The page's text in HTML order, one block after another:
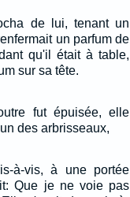
de lui, tenant un
un parfum de
qu'il était à table,
sur sa tête.
fut épuisée, elle
des arbrisseaux,
à-vis, à une portée
Que je ne voie pas